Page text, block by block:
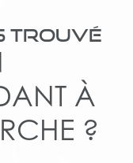
TROUVÉ
À
?